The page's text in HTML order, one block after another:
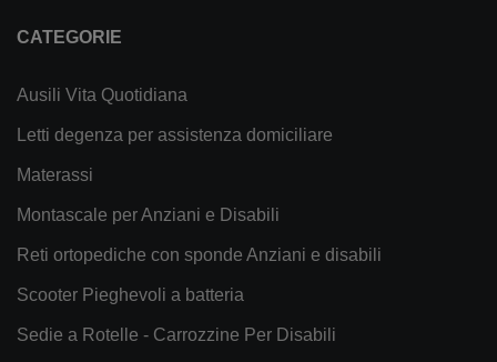
CATEGORIE
Ausili Vita Quotidiana
Letti degenza per assistenza domiciliare
Materassi
Montascale per Anziani e Disabili
Reti ortopediche con sponde Anziani e disabili
Scooter Pieghevoli a batteria
Sedie a Rotelle - Carrozzine Per Disabili